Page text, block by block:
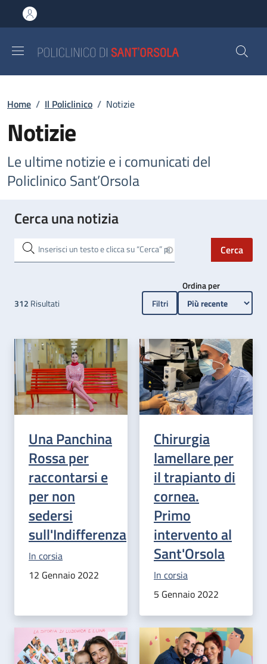
al contenuto principale
to footer content
Briciole di pane
Home / Il Policlinico / Notizie
Notizie
Le ultime notizie e i comunicati del
Policlinico Sant’Orsola
Cerca una notizia
Ordina per
Filtri
312 Risultati
Una Panchina
Rossa per
raccontarsi e
per non
sedersi
sull'Indifferenza
Categoria correlata:
In corsia
12 Gennaio 2022
Chirurgia
lamellare per
il trapianto di
cornea.
Primo
intervento al
Sant'Orsola
Categoria correlata:
In corsia
5 Gennaio 2022